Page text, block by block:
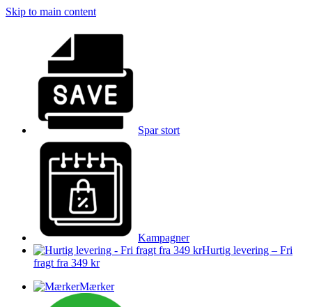
Skip to main content
Spar stort
Kampagner
Hurtig levering – Fri
fragt fra 349 kr
Mærker